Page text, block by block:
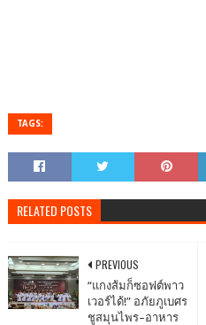
TAGS:
RELATED POSTS
PREVIOUS
“แกงส้มก็ซอฟต์พาว
เวอร์ได้!” อภัยภูเบศร
ชูสมุนไพร–อาหาร